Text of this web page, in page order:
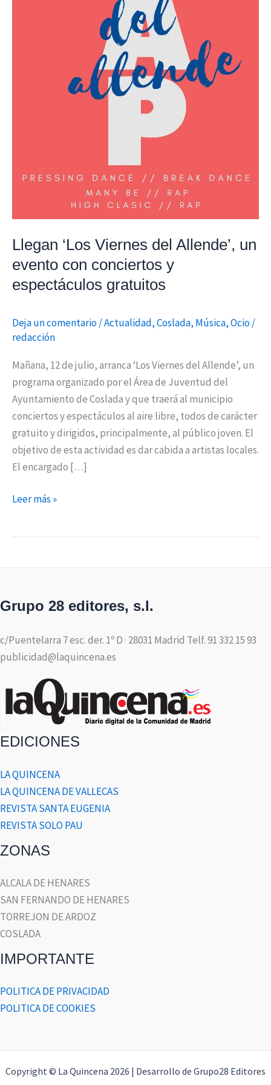
Llegan ‘Los Viernes del Allende’, un
evento con conciertos y
espectáculos gratuitos
Deja un comentario/Actualidad,Coslada, Música,Ocio/
redacción
Mañana, 12 de julio, arranca ‘Los Viernes del Allende’, un
programa organizado por el Área de Juventud del
Ayuntamiento de Coslada y que traerá al municipio
conciertos y espectáculos al aire libre, todos de carácter
gratuito y dirigidos, principalmente, al público joven. El
objetivo de esta actividad es dar cabida a artistas locales.
El encargado […]
Leer más »
Grupo 28 editores, s.l.
c/Puentelarra 7 esc. der. 1º D · 28031 Madrid Telf. 91 332 15 93
publicidad@laquincena.es
EDICIONES
LA QUINCENA
LA QUINCENA DE VALLECAS
REVISTA SANTA EUGENIA
REVISTA SOLO PAU
ZONAS
ALCALA DE HENARES
SAN FERNANDO DE HENARES
TORREJON DE ARDOZ
COSLADA
IMPORTANTE
POLITICA DE PRIVACIDAD
POLITICA DE COOKIES
Copyright © La Quincena 2026 | Desarrollo de Grupo28 Editores